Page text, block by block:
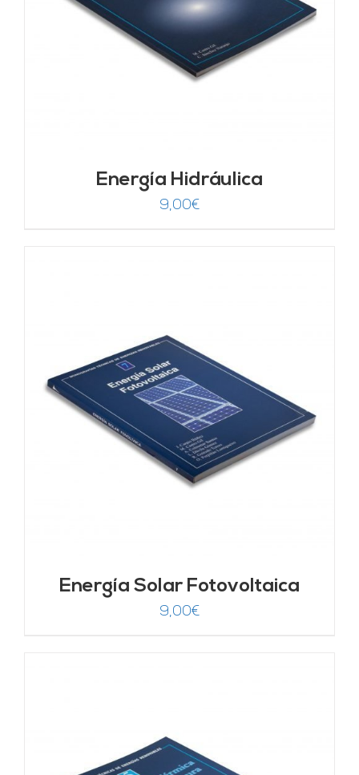
Energía Hidráulica
9,00€
Energía Solar Fotovoltaica
9,00€